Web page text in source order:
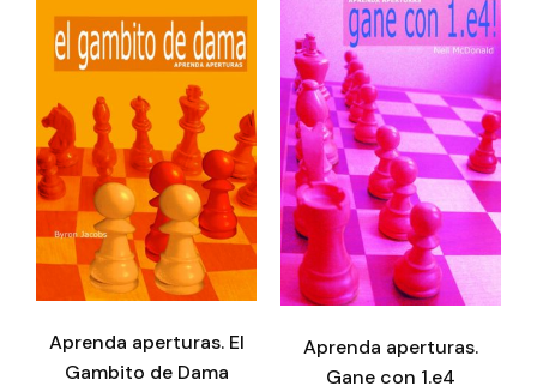
Aprenda aperturas. El
Gambito de Dama
Aprenda aperturas.
Gane con 1.e4